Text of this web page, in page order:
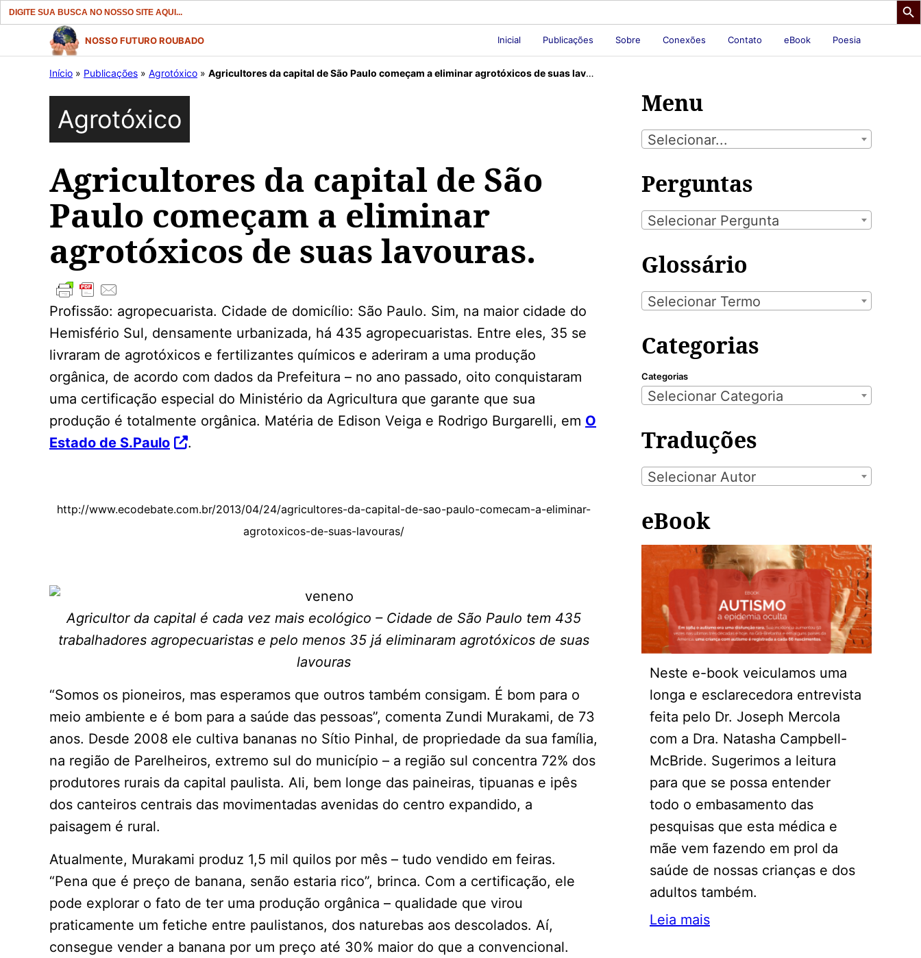
Search
for:
conteúdo
NOSSO FUTURO ROUBADO Inicial Publicações Sobre Conexões Contato eBook Poesia
Início » Publicações » Agrotóxico » Agricultores da capital de São Paulo começam a eliminar agrotóxicos de suas lavouras.
Agrotóxico
Agricultores da capital de São
Paulo começam a eliminar
agrotóxicos de suas lavouras.
Profissão: agropecuarista. Cidade de domicílio: São Paulo. Sim, na maior cidade do
Hemisfério Sul, densamente urbanizada, há 435 agropecuaristas. Entre eles, 35 se
livraram de agrotóxicos e fertilizantes químicos e aderiram a uma produção
orgânica, de acordo com dados da Prefeitura – no ano passado, oito conquistaram
uma certificação especial do Ministério da Agricultura que garante que sua
produção é totalmente orgânica. Matéria de Edison Veiga e Rodrigo Burgarelli, em O
Estado de S.Paulo
.
http://www.ecodebate.com.br/2013/04/24/agricultores-da-capital-de-sao-paulo-comecam-a-eliminar-
agrotoxicos-de-suas-lavouras/
Agricultor da capital é cada vez mais ecológico – Cidade de São Paulo tem 435
trabalhadores agropecuaristas e pelo menos 35 já eliminaram agrotóxicos de suas
lavouras
“Somos os pioneiros, mas esperamos que outros também consigam. É bom para o
meio ambiente e é bom para a saúde das pessoas”, comenta Zundi Murakami, de 73
anos. Desde 2008 ele cultiva bananas no Sítio Pinhal, de propriedade da sua família,
na região de Parelheiros, extremo sul do município – a região sul concentra 72% dos
produtores rurais da capital paulista. Ali, bem longe das paineiras, tipuanas e ipês
dos canteiros centrais das movimentadas avenidas do centro expandido, a
paisagem é rural.
Atualmente, Murakami produz 1,5 mil quilos por mês – tudo vendido em feiras.
“Pena que é preço de banana, senão estaria rico”, brinca. Com a certificação, ele
pode explorar o fato de ter uma produção orgânica – qualidade que virou
praticamente um fetiche entre paulistanos, dos naturebas aos descolados. Aí,
consegue vender a banana por um preço até 30% maior do que a convencional.
Menu
Selecionar...
Perguntas
Selecionar Pergunta
Glossário
Selecionar Termo
Categorias
Categorias
Selecionar Categoria
Traduções
Selecionar Autor
eBook
Neste e-book veiculamos uma
longa e esclarecedora entrevista
feita pelo Dr. Joseph Mercola
com a Dra. Natasha Campbell-
McBride. Sugerimos a leitura
para que se possa entender
todo o embasamento das
pesquisas que esta médica e
mãe vem fazendo em prol da
saúde de nossas crianças e dos
adultos também.
Leia mais